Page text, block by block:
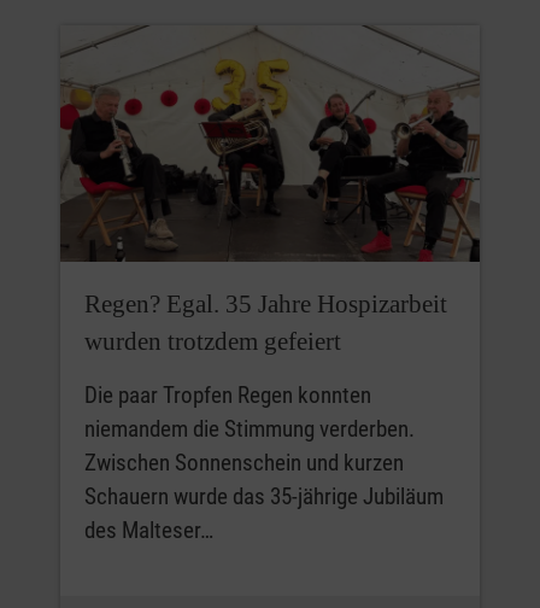
Regen? Egal. 35 Jahre Hospizarbeit
wurden trotzdem gefeiert
Die paar Tropfen Regen konnten
niemandem die Stimmung verderben.
Zwischen Sonnenschein und kurzen
Schauern wurde das 35-jährige Jubiläum
des Malteser…